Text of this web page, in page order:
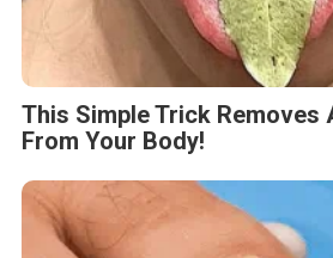
This Simple Trick Removes
From Your Body!